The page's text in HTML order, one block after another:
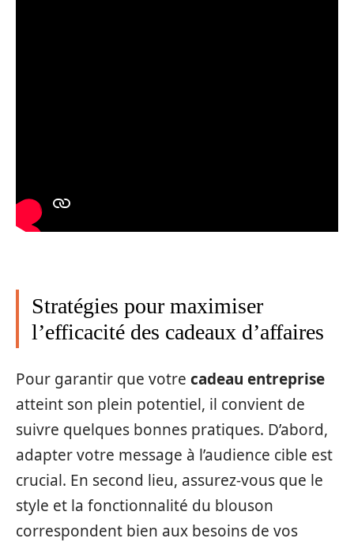
Stratégies pour maximiser
l’efficacité des cadeaux d’affaires
Pour garantir que votre cadeau entreprise
atteint son plein potentiel, il convient de
suivre quelques bonnes pratiques. D’abord,
adapter votre message à l’audience cible est
crucial. En second lieu, assurez-vous que le
style et la fonctionnalité du blouson
correspondent bien aux besoins de vos